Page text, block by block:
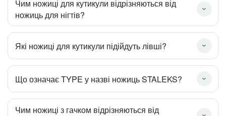
Чим ножиці для кутикули відрізняються від
ножиць для нігтів?
Які ножиці для кутикули підійдуть лівші?
Що означає TYPE у назві ножиць STALEKS?
Чим ножиці з гачком відрізняються від